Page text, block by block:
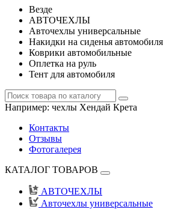
Везде
АВТОЧЕХЛЫ
Авточехлы универсальные
Накидки на сиденья автомобиля
Коврики автомобильные
Оплетка на руль
Тент для автомобиля
Например: чехлы Хендай Крета
Контакты
Отзывы
Фотогалерея
КАТАЛОГ ТОВАРОВ
АВТОЧЕХЛЫ
Авточехлы универсальные